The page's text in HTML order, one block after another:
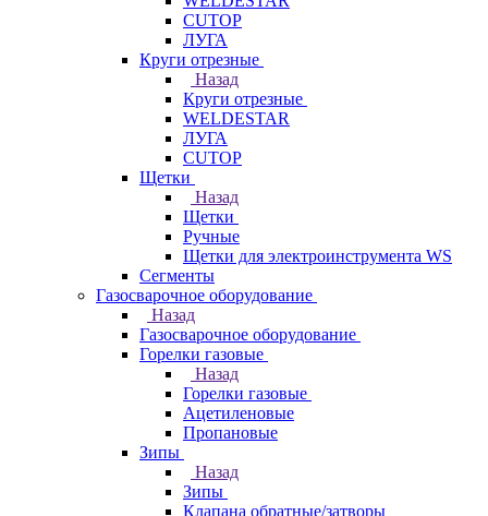
CUTOP
ЛУГА
Круги отрезные
Назад
Круги отрезные
WELDESTAR
ЛУГА
CUTOP
Щетки
Назад
Щетки
Ручные
Щетки для электроинструмента WS
Сегменты
Газосварочное оборудование
Назад
Газосварочное оборудование
Горелки газовые
Назад
Горелки газовые
Ацетиленовые
Пропановые
Зипы
Назад
Зипы
Клапана обратные/затворы